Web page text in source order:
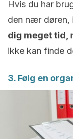
Hvis du har
den nær døren,
dig meget tid,
ikke kan finde
3. Følg en